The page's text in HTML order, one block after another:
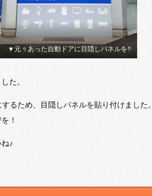
元々あった自動ドアに目隠しパネルを‼
た。
るため、目隠しパネルを貼り付けました。
！
♪